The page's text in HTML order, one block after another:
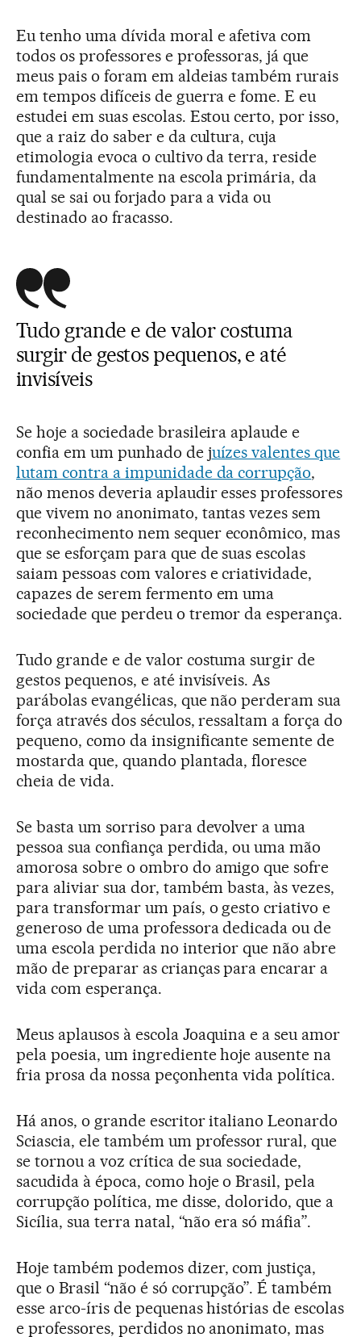
Eu tenho uma dívida moral e afetiva com
todos os professores e professoras, já que
meus pais o foram em aldeias também rurais
em tempos difíceis de guerra e fome. E eu
estudei em suas escolas. Estou certo, por isso,
que a raiz do saber e da cultura, cuja
etimologia evoca o cultivo da terra, reside
fundamentalmente na escola primária, da
qual se sai ou forjado para a vida ou
destinado ao fracasso.
Tudo grande e de valor costuma
surgir de gestos pequenos, e até
invisíveis
Se hoje a sociedade brasileira aplaude e
confia em um punhado de juízes valentes que
lutam contra a impunidade da corrupção,
não menos deveria aplaudir esses professores
que vivem no anonimato, tantas vezes sem
reconhecimento nem sequer econômico, mas
que se esforçam para que de suas escolas
saiam pessoas com valores e criatividade,
capazes de serem fermento em uma
sociedade que perdeu o tremor da esperança.
Tudo grande e de valor costuma surgir de
gestos pequenos, e até invisíveis. As
parábolas evangélicas, que não perderam sua
força através dos séculos, ressaltam a força do
pequeno, como da insignificante semente de
mostarda que, quando plantada, floresce
cheia de vida.
Se basta um sorriso para devolver a uma
pessoa sua confiança perdida, ou uma mão
amorosa sobre o ombro do amigo que sofre
para aliviar sua dor, também basta, às vezes,
para transformar um país, o gesto criativo e
generoso de uma professora dedicada ou de
uma escola perdida no interior que não abre
mão de preparar as crianças para encarar a
vida com esperança.
Meus aplausos à escola Joaquina e a seu amor
pela poesia, um ingrediente hoje ausente na
fria prosa da nossa peçonhenta vida política.
Há anos, o grande escritor italiano Leonardo
Sciascia, ele também um professor rural, que
se tornou a voz crítica de sua sociedade,
sacudida à época, como hoje o Brasil, pela
corrupção política, me disse, dolorido, que a
Sicília, sua terra natal, “não era só máfia”.
Hoje também podemos dizer, com justiça,
que o Brasil “não é só corrupção”. É também
esse arco-íris de pequenas histórias de escolas
e professores, perdidos no anonimato, mas